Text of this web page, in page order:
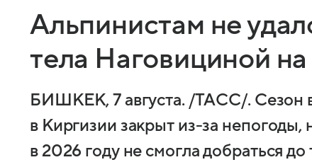
Альпинистам не
тела Наговициной
БИШКЕК, 7 августа. /ТАСС/. Сезон
в Киргизии закрыт из-за непогоды,
в 2026 году не смогла добраться